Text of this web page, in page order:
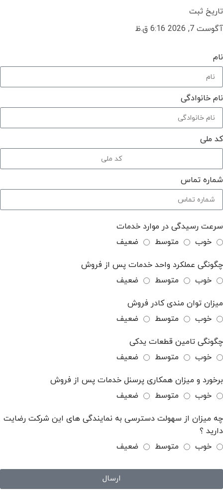
تاریخ ثبت
آگوست 7, 2026 6:16 ق.ظ
نام
نام خانوادگی
کد ملی
شماره تماس
سرعت رسیدگی در موارد خدمات
خوب
متوسط ضعیف
چگونگی عملکرد واحد خدمات پس از فروش
خوب
متوسط ضعیف
میزان توان مندی کادر فروش
خوب
متوسط ضعیف
چگونگی تامین قطعات یدکی
خوب
متوسط ضعیف
برخورد و میزان همکاری پرسنل خدمات پس از فروش
خوب
متوسط ضعیف
چه میزان از سهولت دسترسی به نمایندگی های این شرکت رضایت
دارید ؟
خوب
متوسط ضعیف
ارسال